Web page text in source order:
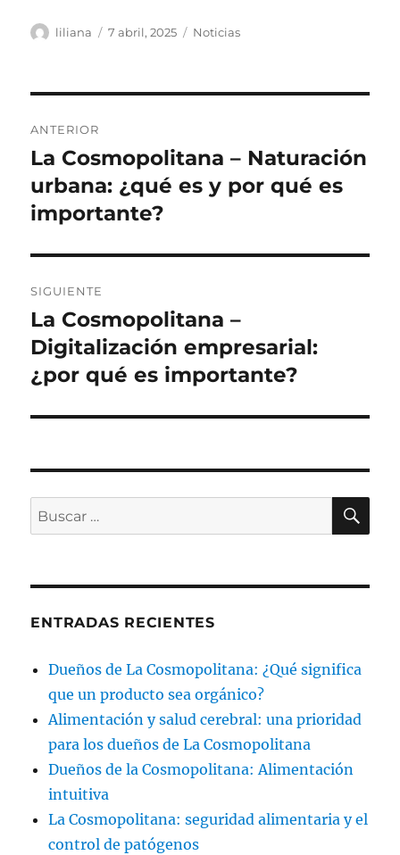
Autor
liliana
Publicado
7 abril, 2025 Categorías
Noticias
de
entradas
ANTERIOR
Entrada
anterior:
La Cosmopolitana – Naturación
urbana: ¿qué es y por qué es
importante?
SIGUIENTE
Siguiente
entrada:
La Cosmopolitana –
Digitalización empresarial:
¿por qué es importante?
Buscar
por:
ENTRADAS RECIENTES
Dueños de La Cosmopolitana: ¿Qué significa
que un producto sea orgánico?
Alimentación y salud cerebral: una prioridad
para los dueños de La Cosmopolitana
Dueños de la Cosmopolitana: Alimentación
intuitiva
La Cosmopolitana: seguridad alimentaria y el
control de patógenos